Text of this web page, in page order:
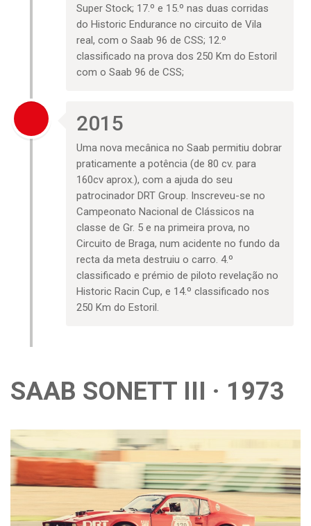
Super Stock; 17.º e 15.º nas duas corridas
do Historic Endurance no circuito de Vila
real, com o Saab 96 de CSS; 12.º
classificado na prova dos 250 Km do Estoril
com o Saab 96 de CSS;
2015
Uma nova mecânica no Saab permitiu dobrar
praticamente a potência (de 80 cv. para
160cv aprox.), com a ajuda do seu
patrocinador DRT Group. Inscreveu-se no
Campeonato Nacional de Clássicos na
classe de Gr. 5 e na primeira prova, no
Circuito de Braga, num acidente no fundo da
recta da meta destruiu o carro. 4.º
classificado e prémio de piloto revelação no
Historic Racin Cup, e 14.º classificado nos
250 Km do Estoril.
SAAB SONETT III · 1973